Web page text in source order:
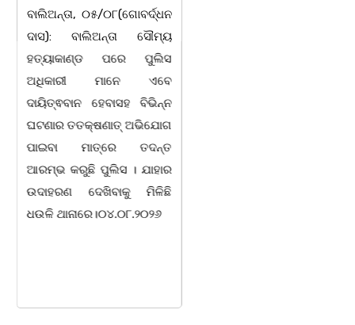
ବାଲିଅନ୍ତା, ୦୫/୦୮(ଗୋବର୍ଦ୍ଧନ
ଦାସ): ବାଲିଅନ୍ତା ସୌମ୍ୟ
ହତ୍ୟାକାଣ୍ଡ ପରେ ପୁଲିସ
ଅଧିକାରୀ ମାନେ ଏବେ
ଦାୟିତ୍ଵବାନ ହେବାସହ ବିଭିନ୍ନ
ଘଟଣାର ତତକ୍ଷଣାତ୍ ଅଭିଯୋଗ
ପାଇବା ମାତ୍ରେ ତଦନ୍ତ
ଆରମ୍ଭ କରୁଛି ପୁଲିସ । ଯାହାର
ଉଦାହରଣ ଦେଖିବାକୁ ମିଳିଛି
ଧଉଳି ଥାନାରେ।୦୪.୦୮.୨୦୨୬